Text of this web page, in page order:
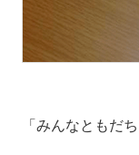
「みんなともだ